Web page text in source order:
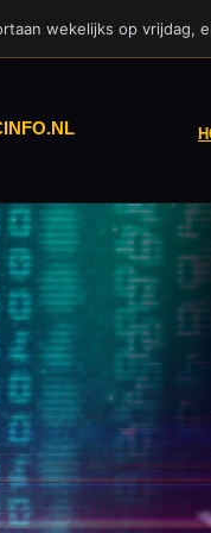
wekelijks op vrijdag,